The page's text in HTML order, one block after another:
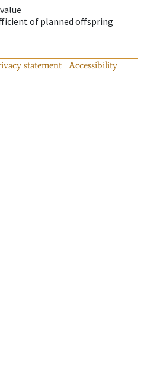
of planned offspring
statement
Accessibility